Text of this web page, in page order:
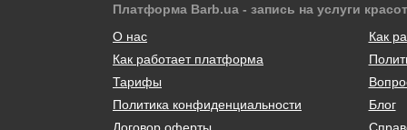
Платформа Barb.ua - запись на услуги
О нас
Как работает платформа
Тарифы
Политика конфиденциальности
Договор оферты
Как
Блог